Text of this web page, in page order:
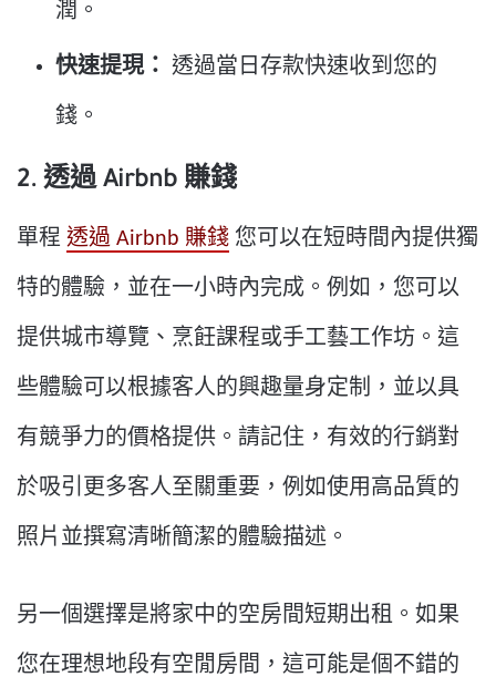
潤。
快速提現： 透過當日存款快速收到您的
錢。
2. 透過 Airbnb 賺錢
單程 透過 Airbnb 賺錢 您可以在短時間內提供獨
特的體驗，並在一小時內完成。例如，您可以
提供城市導覽、烹飪課程或手工藝工作坊。這
些體驗可以根據客人的興趣量身定制，並以具
有競爭力的價格提供。請記住，有效的行銷對
於吸引更多客人至關重要，例如使用高品質的
照片並撰寫清晰簡潔的體驗描述。
另一個選擇是將家中的空房間短期出租。如果
您在理想地段有空閒房間，這可能是個不錯的